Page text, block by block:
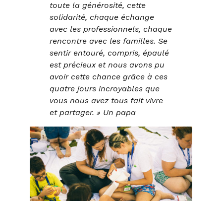
toute la générosité, cette
solidarité, chaque échange
avec les professionnels, chaque
rencontre avec les familles. Se
sentir entouré, compris, épaulé
est précieux et nous avons pu
avoir cette chance grâce à ces
quatre jours incroyables que
vous nous avez tous fait vivre
et partager. » Un papa